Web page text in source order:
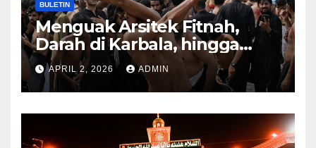
BULETIN
Menguak Arsitek Fitnah,
Darah di Karbala, hingga
Lahirnya Sekte-sekte serta
Mitos Imam Gaib
APRIL 2, 2026 ADMIN